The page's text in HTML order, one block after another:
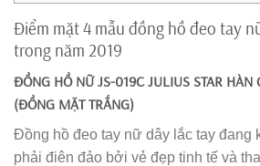
Điểm mặt 4 mẫu đồng hồ đeo tay
trong năm 2019
ĐỒNG HỒ NỮ JS-019C JULIUS STAR HÀN
(ĐỒNG MẶT TRẮNG)
Đồng hồ đeo tay nữ dây lắc tay đang
phải điên đảo bởi vẻ đẹp tinh tế và